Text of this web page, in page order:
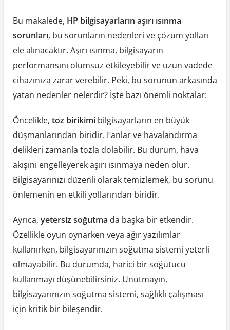
Bu makalede, HP bilgisayarların aşırı ısınma
sorunları, bu sorunların nedenleri ve çözüm yolları
ele alınacaktır. Aşırı ısınma, bilgisayarın
performansını olumsuz etkileyebilir ve uzun vadede
cihazınıza zarar verebilir. Peki, bu sorunun arkasında
yatan nedenler nelerdir? İşte bazı önemli noktalar:
Öncelikle, toz birikimibilgisayarların en büyük
düşmanlarından biridir. Fanlar ve havalandırma
delikleri zamanla tozla dolabilir. Bu durum, hava
akışını engelleyerek aşırı ısınmaya neden olur.
Bilgisayarınızı düzenli olarak temizlemek, bu sorunu
önlemenin en etkili yollarından biridir.
Ayrıca, yetersiz soğutma da başka bir etkendir.
Özellikle oyun oynarken veya ağır yazılımlar
kullanırken, bilgisayarınızın soğutma sistemi yeterli
olmayabilir. Bu durumda, harici bir soğutucu
kullanmayı düşünebilirsiniz. Unutmayın,
bilgisayarınızın soğutma sistemi, sağlıklı çalışması
için kritik bir bileşendir.